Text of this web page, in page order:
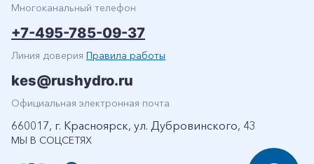
МЫ В СОЦСЕТЯХ
Многоканальный телефон
+7-495-785-09-37
Линия доверия Правила работы
kes@rushydro.ru
Официальная электронная почта
660017, г. Красноярск, ул. Дубровинского, 43